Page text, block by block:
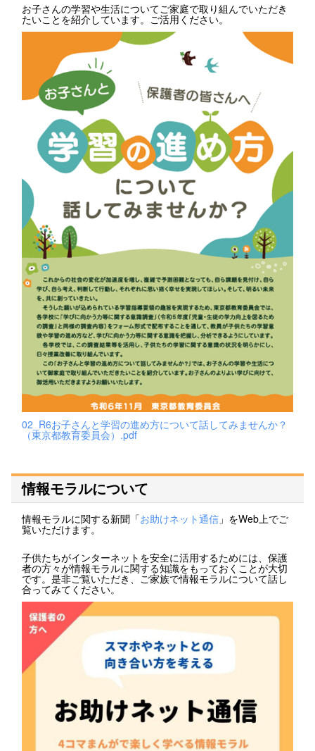
お子さんの学習や生活についてご家庭で取り組んでいただき
たいことを紹介しています。ご活用ください。
02_R6お子さんと学習の進め方について話してみませんか？
（東京都教育委員会）.pdf
情報モラルについて
情報モラルに関する新聞「お助けネット通信 」をWeb上でご
覧いただけます。
子供たちがインターネットを安全に活用するためには、保護
者の方々が情報モラルに関する知識をもっておくことが大切
です。是非ご覧いただき、ご家族で情報モラルについて話し
合ってみてください。